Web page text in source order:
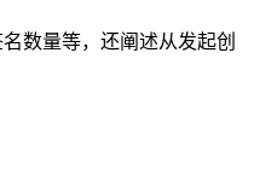
数量等，还阐述从发起创